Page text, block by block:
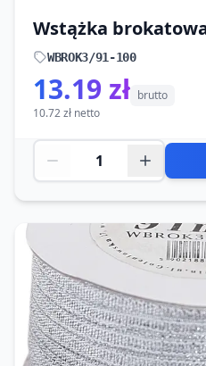
Wstążka
WBROK3/91-100
13.19 zł brutto
10.72 zł netto